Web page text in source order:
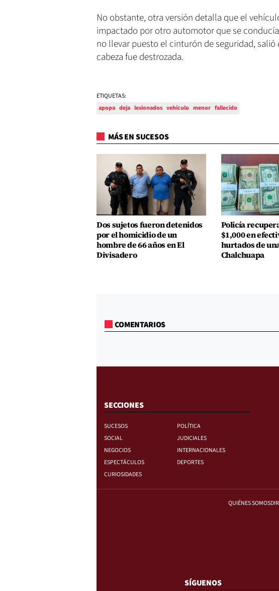
No obstante, otra versión detalla que el
impactado por otro automotor que se
no llevar puesto el cinturón de seguridad,
cabeza fue destrozada.
ETIQUETAS:
apopa deja lesionados vehículo menor fallecido
MÁS EN SUCESOS
Dos sujetos fueron detenidos
por el homicidio de un
hombre de 66 años en El
Divisadero
Policía
$1,000 en
hurtados de
Chalchuapa
COMENTARIOS
SECCIONES
SUCESOS
POLÍTICA
SOCIAL
JUDICIALES
NEGOCIOS
INTERNACIONALES
ESPECTÁCULOS
DEPORTES
CURIOSIDADES
QUIÉNES SOMOS
SÍGUENOS